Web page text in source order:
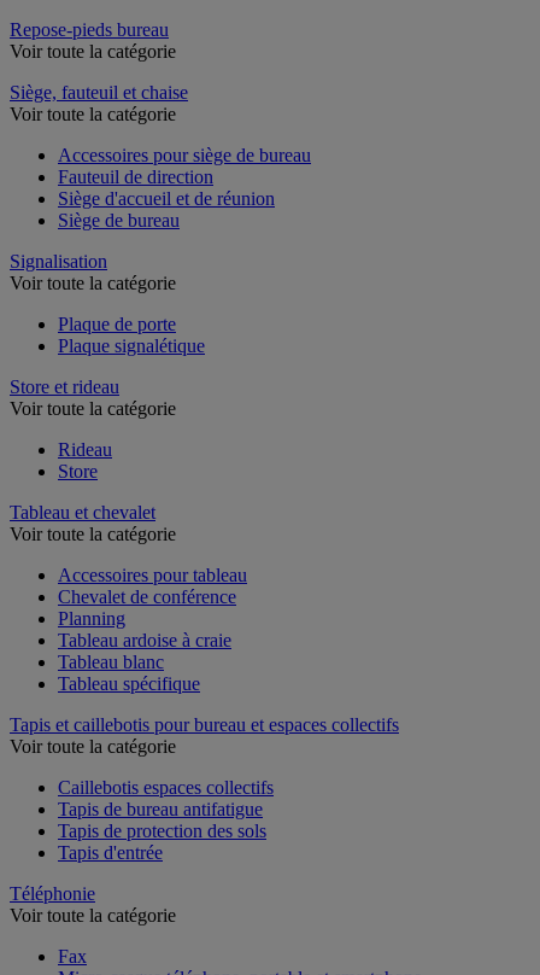
Repose-pieds bureau
Voir toute la catégorie
Siège, fauteuil et chaise
Voir toute la catégorie
Accessoires pour siège de bureau
Fauteuil de direction
Siège d'accueil et de réunion
Siège de bureau
Signalisation
Voir toute la catégorie
Plaque de porte
Plaque signalétique
Store et rideau
Voir toute la catégorie
Rideau
Store
Tableau et chevalet
Voir toute la catégorie
Accessoires pour tableau
Chevalet de conférence
Planning
Tableau ardoise à craie
Tableau blanc
Tableau spécifique
Tapis et caillebotis pour bureau et espaces collectifs
Voir toute la catégorie
Caillebotis espaces collectifs
Tapis de bureau antifatigue
Tapis de protection des sols
Tapis d'entrée
Téléphonie
Voir toute la catégorie
Fax